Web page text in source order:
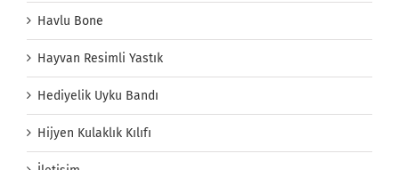
Havlu Bone
Hayvan Resimli Yastık
Hediyelik Uyku Bandı
Hijyen Kulaklık Kılıfı